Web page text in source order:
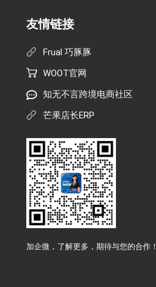
友情链接
Frual 巧豚豚
WOOT官网
知无不言跨境电商社区
芒果店长ERP
加企微，了解更多，期待与您的合作！